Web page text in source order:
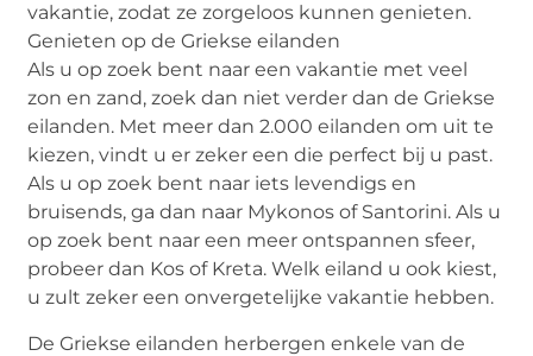
vakantie, zodat ze zorgeloos kunnen genieten.
Genieten op de Griekse eilanden
Als u op zoek bent naar een vakantie met veel
zon en zand, zoek dan niet verder dan de Griekse
eilanden. Met meer dan 2.000 eilanden om uit te
kiezen, vindt u er zeker een die perfect bij u past.
Als u op zoek bent naar iets levendigs en
bruisends, ga dan naar Mykonos of Santorini. Als u
op zoek bent naar een meer ontspannen sfeer,
probeer dan Kos of Kreta. Welk eiland u ook kiest,
u zult zeker een onvergetelijke vakantie hebben.
De Griekse eilanden herbergen enkele van de